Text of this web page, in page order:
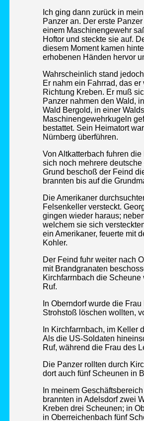
Ich ging dann zurück in
Panzer an. Der erste
einem Maschinengewehr
Hoftor und steckte sie auf.
diesem Moment kamen
erhobenen Händen hervor
Wahrscheinlich stand
Er nahm ein Fahrrad, das
Richtung Kreben. Er muß
Panzer nahmen den Wald,
Wald Bergold, in einer
Maschinengewehrkugeln
bestattet. Sein Heimatort
Nürnberg überführen.
Von Altkatterbach fuhren
sich noch mehrere
Grund beschoß der Feind
brannten bis auf die
Die Amerikaner
Felsenkeller versteckt.
gingen wieder haraus;
welchem sie sich
ein Amerikaner, feuerte mit
Kohler.
Der Feind fuhr weiter nach
mit Brandgranaten
Kirchfarrnbach die
Ruf.
In Oberndorf wurde die
Strohstoß löschen wollten,
In Kirchfarrnbach, im Keller
Als die US-Soldaten
Ruf, während die Frau des
Die Panzer rollten durch
dort auch fünf Scheunen in
In meinem
brannten in Adelsdorf zwei
Kreben drei Scheunen; in
in Oberreichenbach fünf